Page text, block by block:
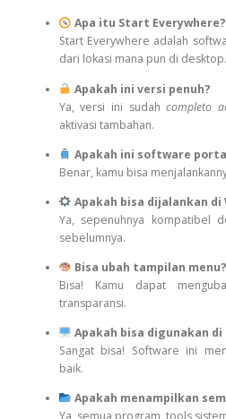
Apa itu Start Everywhere?
Start Everywhere adalah
dari lokasi mana pun di desktop.
Apakah ini versi penuh?
Ya, versi ini sudahcompleto
aktivasi tambahan.
Apakah ini software
Benar, kamu bisa
Apakah bisa dijalankan di
Ya, sepenuhnya kompatibel
sebelumnya.
Bisa ubah tampilan menu?
Bisa! Kamu dapat
transparansi.
Apakah bisa digunakan
Sangat bisa! Software ini
baik.
Apakah menampilkan